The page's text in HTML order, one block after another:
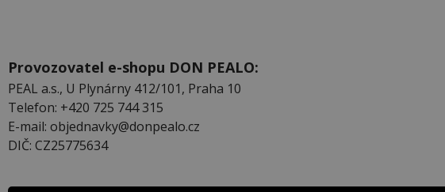
Provozovatel e-shopu DON PEALO:
PEAL a.s., U Plynárny 412/101, Praha 10
Telefon: +420 725 744 315
E-mail: objednavky@donpealo.cz
DIČ: CZ25775634